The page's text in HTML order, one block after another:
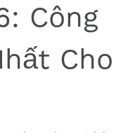
Công
Cho